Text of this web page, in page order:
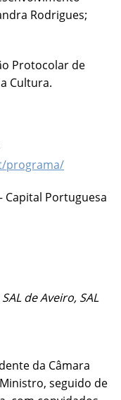
Rodrigues;
Protocolar de
Cultura.
programa/
Capital Portuguesa
SAL de Aveiro, SAL
da Câmara
seguido de